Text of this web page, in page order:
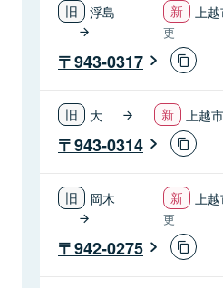
浮島 上
更
943-0317
大 上越市
943-0314
岡木 上
更
942-0275